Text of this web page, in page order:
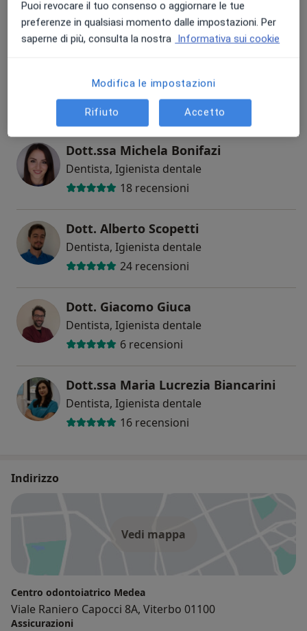
Dentista
Dentista, Chirurgo, Igienista dentale
176 recensioni
Dott.ssa Michela Bonifazi
Dentista, Igienista dentale
18 recensioni
Dott. Alberto Scopetti
Dentista, Igienista dentale
24 recensioni
Dott. Giacomo Giuca
Dentista, Igienista dentale
6 recensioni
Dott.ssa Maria Lucrezia Biancarini
Dentista, Igienista dentale
16 recensioni
Indirizzo
Vedi mappa
Centro odontoiatrico Medea
Viale Raniero Capocci 8A, Viterbo 01100
Assicurazioni
Puoi revocare il tuo consenso o aggiornare le tue
preferenze in qualsiasi momento dalle impostazioni. Per
saperne di più, consulta la nostra Informativa sui cookie
Modifica le impostazioni
Rifiuto Accetto